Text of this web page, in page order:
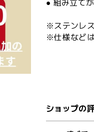
● 組み立て
※ステンレ
※仕様など
焚き火
ショップの